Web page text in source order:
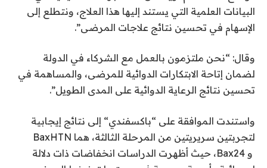
البيانات العلمية التي يستند إليها هذا العلاج، ونتطلع إلى
الإسهام في تحسين نتائج علاجات المرضى”.
وقال: “نحن ملتزمون بالعمل مع الشركاء في الدولة
لضمان إتاحة الابتكارات الدوائية للمرضى، والمساهمة في
تحسين نتائج الرعاية الدوائية على المدى الطويل”.
واستندت الموافقة على “باكسفندي“ إلى نتائج إيجابية
لتجربتين سريريتين من المرحلة الثالثة، هما BaxHTN
و Bax24، حيث أظهرت الدراسات انخفاضات ذات دلالة